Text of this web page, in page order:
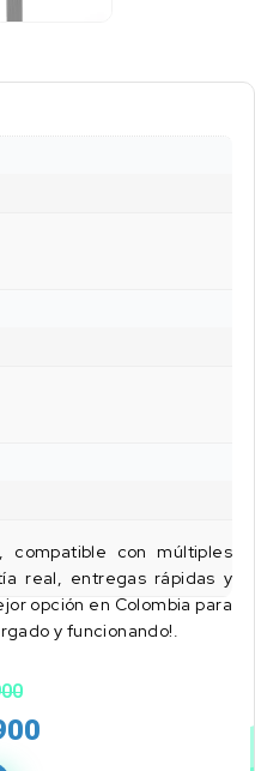
, compatible con múltiples
real, entregas rápidas y
opción en Colombia para
y funcionando!.